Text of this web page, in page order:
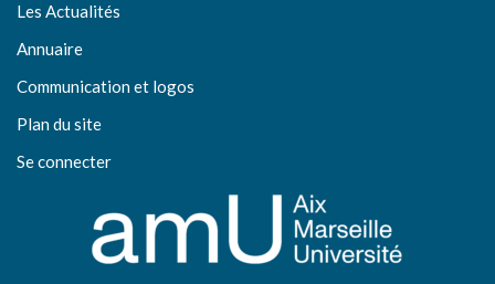
Les Actualités
Annuaire
Communication et logos
Plan du site
Se connecter